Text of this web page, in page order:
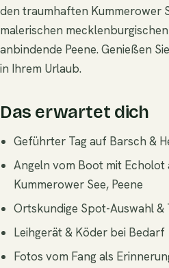
den traumhaften Kummerower
malerischen
anbindende Peene. Genießen
in Ihrem Urlaub.
Das erwartet dich
Geführter Tag auf Barsch &
Angeln vom Boot mit Echolot
Kummerower See, Peene
Ortskundige Spot-Auswahl
Leihgerät & Köder bei Bedarf
Fotos vom Fang als